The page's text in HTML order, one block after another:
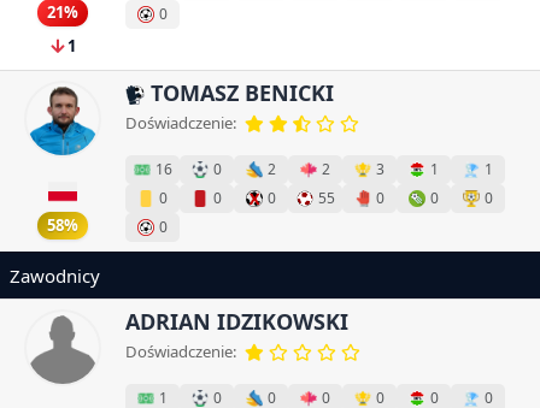
21%
1
0
58%
TOMASZ BENICKI
Doświadczenie:
16 0 2 2 3 1
1
0
0 0 55 0 0
0
0
Zawodnicy
ADRIAN IDZIKOWSKI
Doświadczenie:
1 0 0 0 0 0
0